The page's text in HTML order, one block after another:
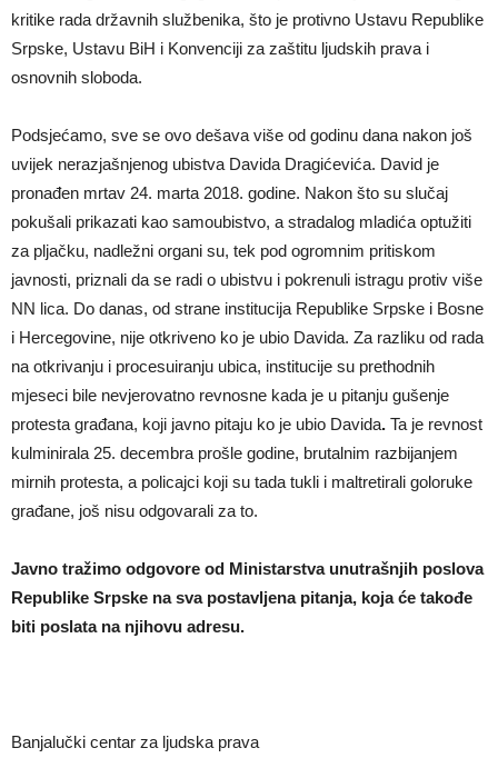
kritike rada državnih službenika, što je protivno Ustavu Republike
Srpske, Ustavu BiH i Konvenciji za zaštitu ljudskih prava i
osnovnih sloboda.
Podsjećamo, sve se ovo dešava više od godinu dana nakon još
uvijek nerazjašnjenog ubistva Davida Dragićevića. David je
pronađen mrtav 24. marta 2018. godine. Nakon što su slučaj
pokušali prikazati kao samoubistvo, a stradalog mladića optužiti
za pljačku, nadležni organi su, tek pod ogromnim pritiskom
javnosti, priznali da se radi o ubistvu i pokrenuli istragu protiv više
NN lica. Do danas, od strane institucija Republike Srpske i Bosne
i Hercegovine, nije otkriveno ko je ubio Davida. Za razliku od rada
na otkrivanju i procesuiranju ubica, institucije su prethodnih
mjeseci bile nevjerovatno revnosne kada je u pitanju gušenje
protesta građana, koji javno pitaju ko je ubio Davida. Ta je revnost
kulminirala 25. decembra prošle godine, brutalnim razbijanjem
mirnih protesta, a policajci koji su tada tukli i maltretirali goloruke
građane, još nisu odgovarali za to.
Javno tražimo odgovore od Ministarstva unutrašnjih poslova
Republike Srpske na sva postavljena pitanja, koja će takođe
biti poslata na njihovu adresu.
Banjalučki centar za ljudska prava